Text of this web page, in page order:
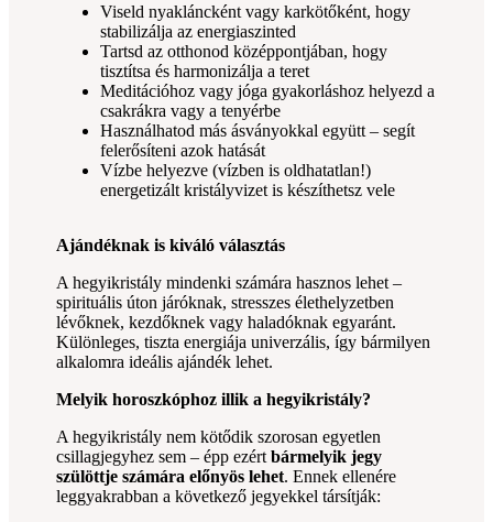
Viseld nyakláncként vagy karkötőként, hogy
stabilizálja az energiaszinted
Tartsd az otthonod középpontjában, hogy
tisztítsa és harmonizálja a teret
Meditációhoz vagy jóga gyakorláshoz helyezd a
csakrákra vagy a tenyérbe
Használhatod más ásványokkal együtt – segít
felerősíteni azok hatását
Vízbe helyezve (vízben is oldhatatlan!)
energetizált kristályvizet is készíthetsz vele
Ajándéknak is kiváló választás
A hegyikristály mindenki számára hasznos lehet –
spirituális úton járóknak, stresszes élethelyzetben
lévőknek, kezdőknek vagy haladóknak egyaránt.
Különleges, tiszta energiája univerzális, így bármilyen
alkalomra ideális ajándék lehet.
Melyik horoszkóphoz illik a hegyikristály?
A hegyikristály nem kötődik szorosan egyetlen
csillagjegyhez sem – épp ezértbármelyik jegy
szülöttje számára előnyös lehet. Ennek ellenére
leggyakrabban a következő jegyekkel társítják: